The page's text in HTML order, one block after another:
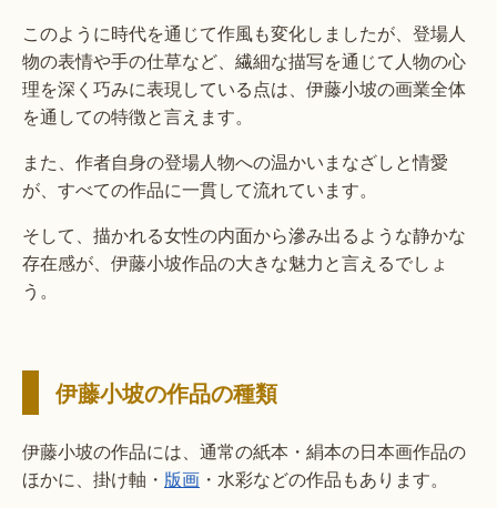
このように時代を通じて作風も変化しましたが、登場人
物の表情や手の仕草など、繊細な描写を通じて人物の心
理を深く巧みに表現している点は、伊藤小坡の画業全体
を通しての特徴と言えます。
また、作者自身の登場人物への温かいまなざしと情愛
が、すべての作品に一貫して流れています。
そして、描かれる女性の内面から滲み出るような静かな
存在感が、伊藤小坡作品の大きな魅力と言えるでしょ
う。
伊藤小坡の作品の種類
伊藤小坡の作品には、通常の紙本・絹本の日本画作品の
ほかに、掛け軸・ 版画 ・水彩などの作品もあります。